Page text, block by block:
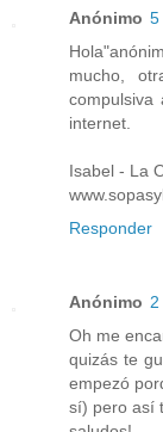
Anónimo 5
mucho,
compulsiva
internet.
Isabel - La
Responder
Anónimo
Oh me
quizás te
empezó
sí) pero así